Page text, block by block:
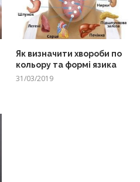
Як визначити хвороби по
кольору та формі язика
31/03/2019